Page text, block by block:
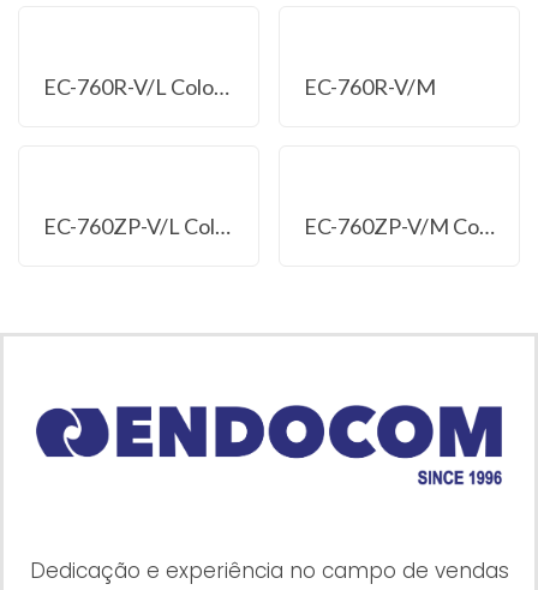
EC-760R-V/L Colonoscópio EC-760R-V/M
EC-760ZP-V/L Colonoscópio EC-760ZP-V/M Colonoscópios
Dedicação e experiência no campo de vendas